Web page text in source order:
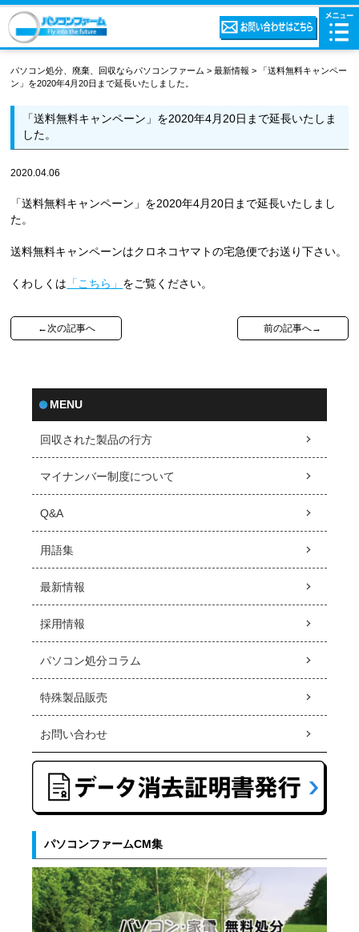
パソコン処分、廃棄、回収ならパソコンファーム>最新情報 >
「送料無料キャンペー
ン」を2020年4月20日まで延長いたしました。
「送料無料キャンペーン」を2020年4月20日まで延長いたしま
した。
2020.04.06
「送料無料キャンペーン」を2020年4月20日まで延長いたしまし
た。
送料無料キャンペーンはクロネコヤマトの宅急便でお送り下さい。
くわしくは 「こちら」 をご覧ください。
前の記事へ→
←次の記事へ
MENU
回収された製品の行方
マイナンバー制度について
Q&A
用語集
最新情報
採用情報
パソコン処分コラム
特殊製品販売
お問い合わせ
パソコンファームCM集